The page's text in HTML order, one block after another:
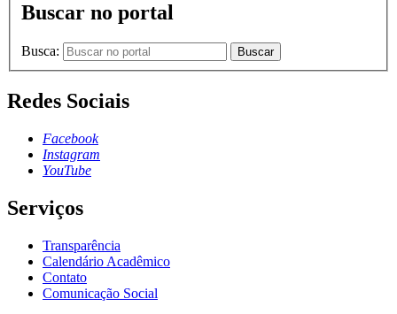
Buscar no portal
Busca: Buscar
Redes Sociais
Facebook
Instagram
YouTube
Serviços
Transparência
Calendário Acadêmico
Contato
Comunicação Social